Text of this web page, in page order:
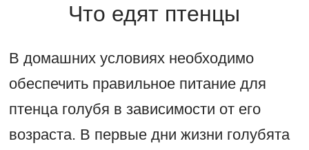
Что едят птенцы
В домашних условиях необходимо
обеспечить правильное питание для
птенца голубя в зависимости от его
возраста. В первые дни жизни голубята